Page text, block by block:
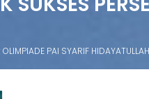
PAI SYARIF HIDAYATULLAH